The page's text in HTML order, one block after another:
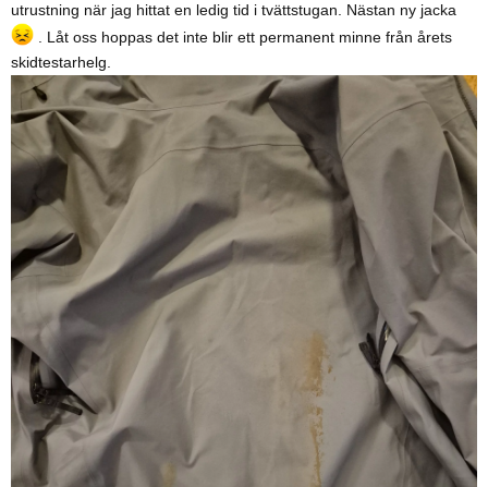
utrustning när jag hittat en ledig tid i tvättstugan. Nästan ny jacka
. Låt oss hoppas det inte blir ett permanent minne från årets
skidtestarhelg.